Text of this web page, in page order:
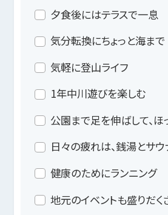
夕食後にはテラスで一息
気分転換にちょっと海まで
気軽に登山ライフ
1年中川遊びを楽しむ
公園まで足を伸ばして、ほ
日々の疲れは、銭湯とサ
健康のためにランニング
地元のイベントも盛りだく